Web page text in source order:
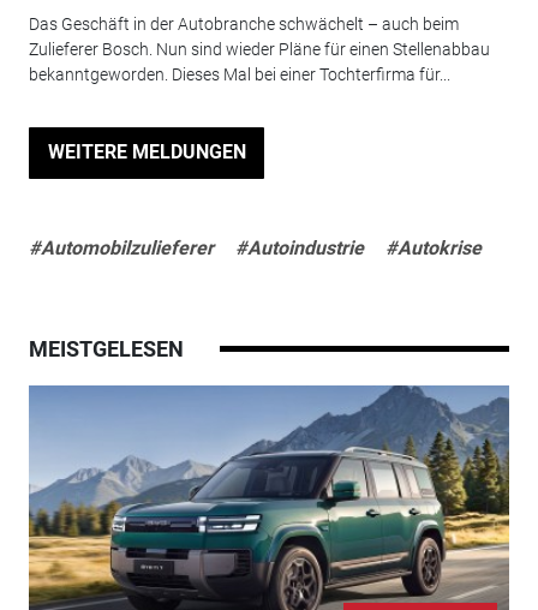
Das Geschäft in der Autobranche schwächelt – auch beim
Zulieferer Bosch. Nun sind wieder Pläne für einen Stellenabbau
bekanntgeworden. Dieses Mal bei einer Tochterfirma für...
WEITERE MELDUNGEN
#Automobilzulieferer #Autoindustrie #Autokrise
MEISTGELESEN